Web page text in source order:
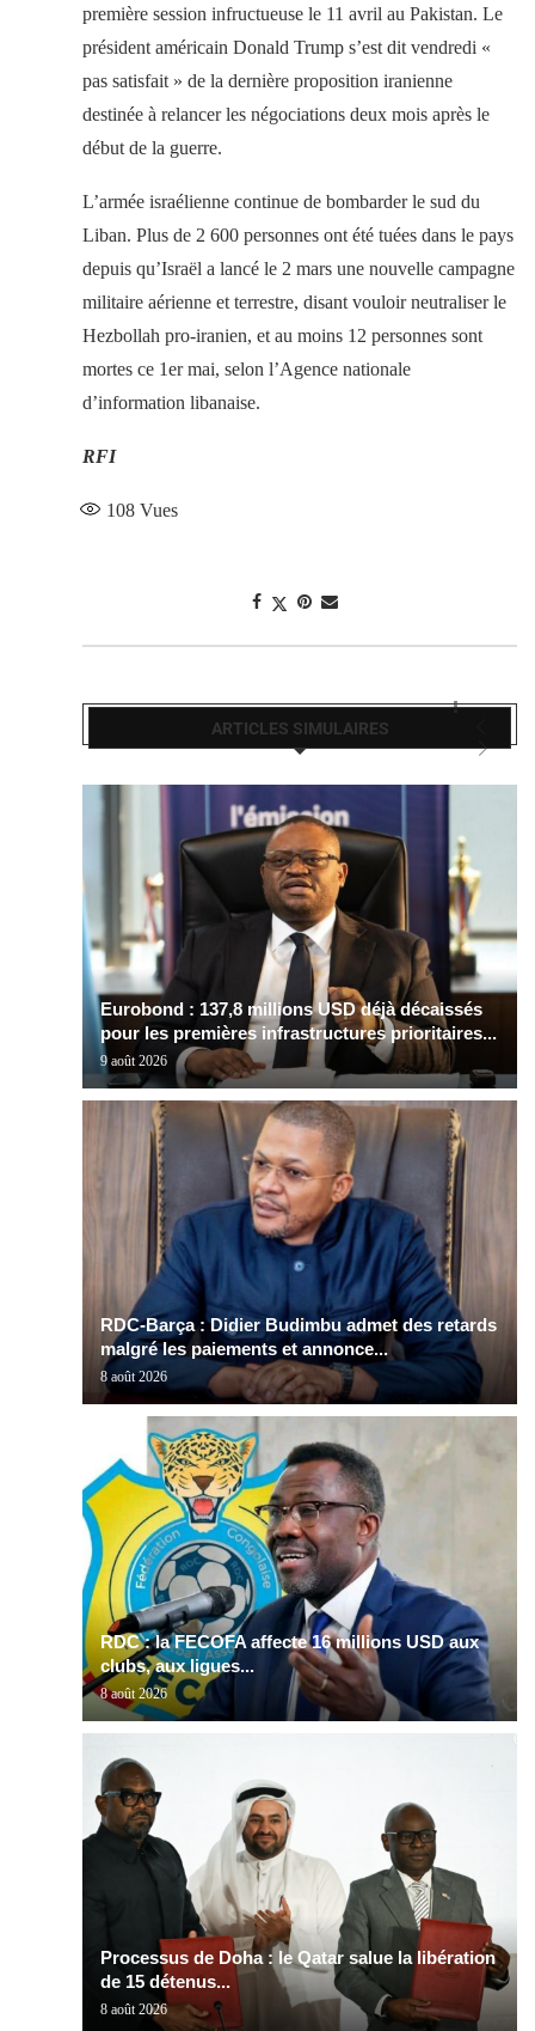
première session infructueuse le 11 avril au Pakistan. Le
président américain Donald Trump s’est dit vendredi «
pas satisfait » de la dernière proposition iranienne
destinée à relancer les négociations deux mois après le
début de la guerre.
L’armée israélienne continue de bombarder le sud du
Liban. Plus de 2 600 personnes ont été tuées dans le pays
depuis qu’Israël a lancé le 2 mars une nouvelle campagne
militaire aérienne et terrestre, disant vouloir neutraliser le
Hezbollah pro-iranien, et au moins 12 personnes sont
mortes ce 1er mai, selon l’Agence nationale
d’information libanaise.
RFI
108 Vues
ARTICLES SIMULAIRES
Eurobond : 137,8 millions USD déjà décaissés
pour les premières infrastructures prioritaires...
9 août 2026
RDC-Barça : Didier Budimbu admet des retards
malgré les paiements et annonce...
8 août 2026
RDC : la FECOFA affecte 16 millions USD aux
clubs, aux ligues...
8 août 2026
Processus de Doha : le Qatar salue la libération
de 15 détenus...
8 août 2026